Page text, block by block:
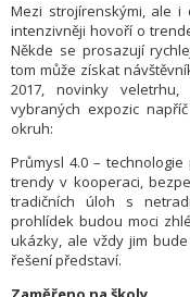
Mezi strojírenskými, ale i
intenzivněji hovoří o
Někde se prosazují
tom může získat
2017, novinky
vybraných expozic
okruh:
Průmysl 4.0 –
trendy v kooperaci,
tradičních úloh s
prohlídek budou moci
ukázky, ale vždy jim
řešení představí.